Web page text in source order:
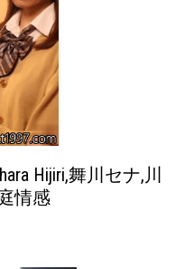
Hijiri,舞川セナ,川
情感